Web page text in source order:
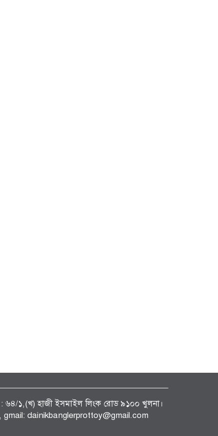
: ৬৪/১,(খ) হাজী ইসমাইল লিংক রোড ৯১০০ খুলনা।
dainikbanglerprottoy@gmail.com